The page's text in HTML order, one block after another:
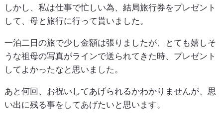
しかし、私は仕事で忙しい為、結局旅行券をプレゼント
して、母と旅行に行って貰いました。
一泊二日の旅で少し金額は張りましたが、とても嬉しそ
うな祖母の写真がラインで送られてきた時、プレゼント
してよかったなと思いました。
あと何回、お祝いしてあげられるかわかりませんが、思
い出に残る事をしてあげたいと思います。